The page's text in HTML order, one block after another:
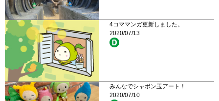
4コママンガ更新しました。
2020/07/13
みんなでシャボン玉アート！
2020/07/10